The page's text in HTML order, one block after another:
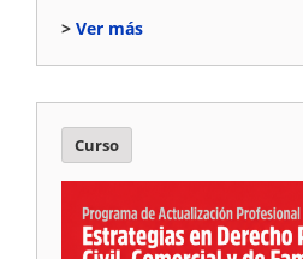
Ver más
Curso